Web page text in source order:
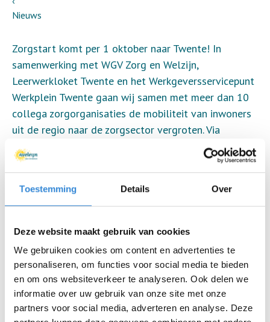
Toestemming Details Over
Deze website maakt gebruik van cookies
We gebruiken cookies om content en advertenties te
personaliseren, om functies voor social media te bieden
en om ons websiteverkeer te analyseren. Ook delen we
informatie over uw gebruik van onze site met onze
partners voor social media, adverteren en analyse. Deze
Nieuws
Zorgstart komt per 1 oktober naar Twente! In
samenwerking met WGV Zorg en Welzijn,
Leerwerkloket Twente en het Werkgeversservicepunt
Werkplein Twente gaan wij samen met meer dan 10
collega zorgorganisaties de mobiliteit van inwoners
uit de regio naar de zorgsector vergroten. Via
ZorgStart bieden we kansen voor mensen met een
hart voor de zorg en komen we tegemoet aan de
ZorgStart is er voor elke inwoner van Twente die wil
ontdekken of de zorg iets voor hem of haar is. Met
of zonder zorgachtergrond, dat maakt bij ZorgStart
niet uit. Iedereen is welkom. Bij ZorgStart kan een
geïnteresseerde zich oriënteren op de verschillende
zorgvragen, maar ook op opleidingen, functies en
kansen op de arbeidsmarkt. Na aanmelding wordt op